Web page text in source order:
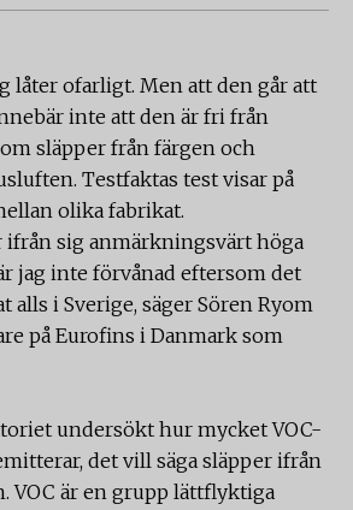
låter ofarligt. Men att den går att
inte att den är fri från
släpper från färgen och
Testfaktas test visar på
olika fabrikat.
ifrån sig anmärkningsvärt höga
jag inte förvånad eftersom det
alls i Sverige, säger Sören Ryom
på Eurofins i Danmark som
undersökt hur mycket VOC-
det vill säga släpper ifrån
VOC är en grupp lättflyktiga